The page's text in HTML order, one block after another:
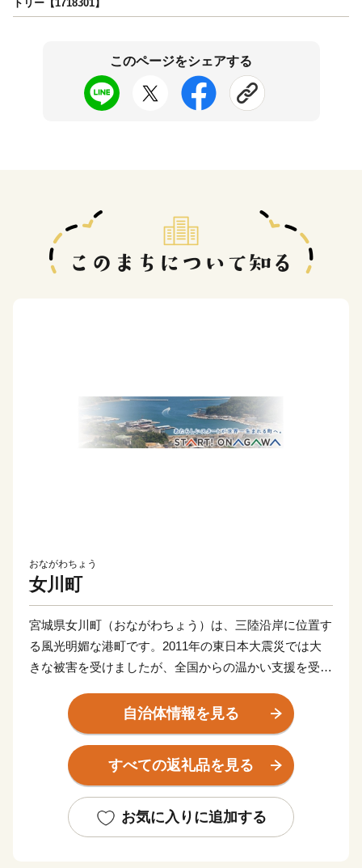
トリー【1718301】
このページをシェアする
おながわちょう
女川町
宮城県女川町（おながわちょう）は、三陸沿岸に位置す
る風光明媚な港町です。2011年の東日本大震災では大
きな被害を受けましたが、全国からの温かい支援を受け
女川駅を中心に整備された美しい街並みは多くの観光客
や地元の人々に親しまれています。特に「道の駅おなが
わ」内の商業施設「シーパルピア女川」や「地元市場ハ
め、にぎわいを創出しています。
自治体情報を見る
すべての返礼品を見る
お気に入りに追加する